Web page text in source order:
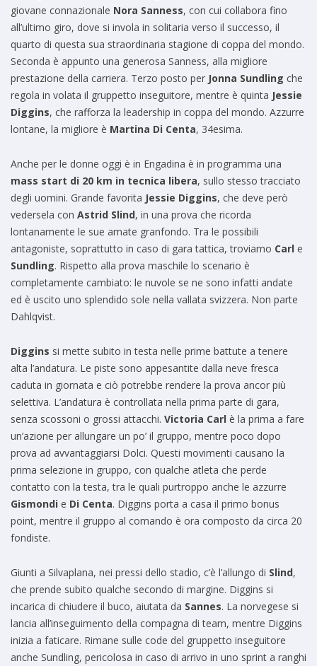
giovane connazionale Nora Sanness, con cui collabora fino
all’ultimo giro, dove si invola in solitaria verso il successo, il
quarto di questa sua straordinaria stagione di coppa del mondo.
Seconda è appunto una generosa Sanness, alla migliore
prestazione della carriera. Terzo posto per Jonna Sundling che
regola in volata il gruppetto inseguitore, mentre è quinta Jessie
Diggins, che rafforza la leadership in coppa del mondo. Azzurre
lontane, la migliore è Martina Di Centa, 34esima.
Anche per le donne oggi è in Engadina è in programma una
mass start di 20 km in tecnica libera, sullo stesso tracciato
degli uomini. Grande favorita Jessie Diggins, che deve però
vedersela con Astrid Slind, in una prova che ricorda
lontanamente le sue amate granfondo. Tra le possibili
antagoniste, soprattutto in caso di gara tattica, troviamo Carl e
Sundling. Rispetto alla prova maschile lo scenario è
completamente cambiato: le nuvole se ne sono infatti andate
ed è uscito uno splendido sole nella vallata svizzera. Non parte
Dahlqvist.
Diggins si mette subito in testa nelle prime battute a tenere
alta l’andatura. Le piste sono appesantite dalla neve fresca
caduta in giornata e ciò potrebbe rendere la prova ancor più
selettiva. L’andatura è controllata nella prima parte di gara,
senza scossoni o grossi attacchi. Victoria Carl è la prima a fare
un’azione per allungare un po’ il gruppo, mentre poco dopo
prova ad avvantaggiarsi Dolci. Questi movimenti causano la
prima selezione in gruppo, con qualche atleta che perde
contatto con la testa, tra le quali purtroppo anche le azzurre
Gismondi e Di Centa. Diggins porta a casa il primo bonus
point, mentre il gruppo al comando è ora composto da circa 20
fondiste.
Giunti a Silvaplana, nei pressi dello stadio, c’è l’allungo di Slind,
che prende subito qualche secondo di margine. Diggins si
incarica di chiudere il buco, aiutata da Sannes. La norvegese si
lancia all’inseguimento della compagna di team, mentre Diggins
inizia a faticare. Rimane sulle code del gruppetto inseguitore
anche Sundling, pericolosa in caso di arrivo in uno sprint a ranghi